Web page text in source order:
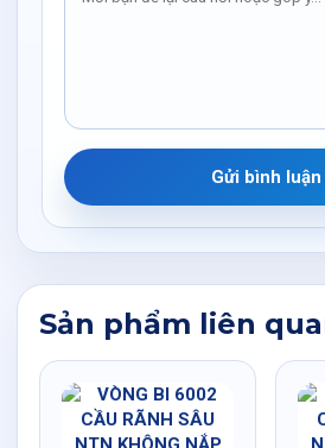
Gửi bình luận
Sản phẩm liên